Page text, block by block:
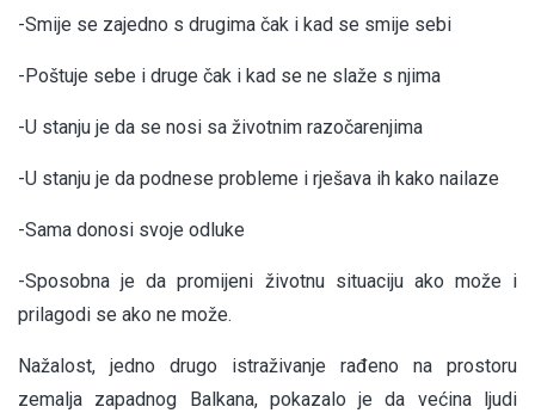
-Smije se zajedno s drugima čak i kad se smije sebi
-Poštuje sebe i druge čak i kad se ne slaže s njima
-U stanju je da se nosi sa životnim razočarenjima
-U stanju je da podnese probleme i rješava ih kako nailaze
-Sama donosi svoje odluke
-Sposobna je da promijeni životnu situaciju ako može i
prilagodi se ako ne može.
Nažalost, jedno drugo istraživanje rađeno na prostoru
zemalja zapadnog Balkana, pokazalo je da većina ljudi